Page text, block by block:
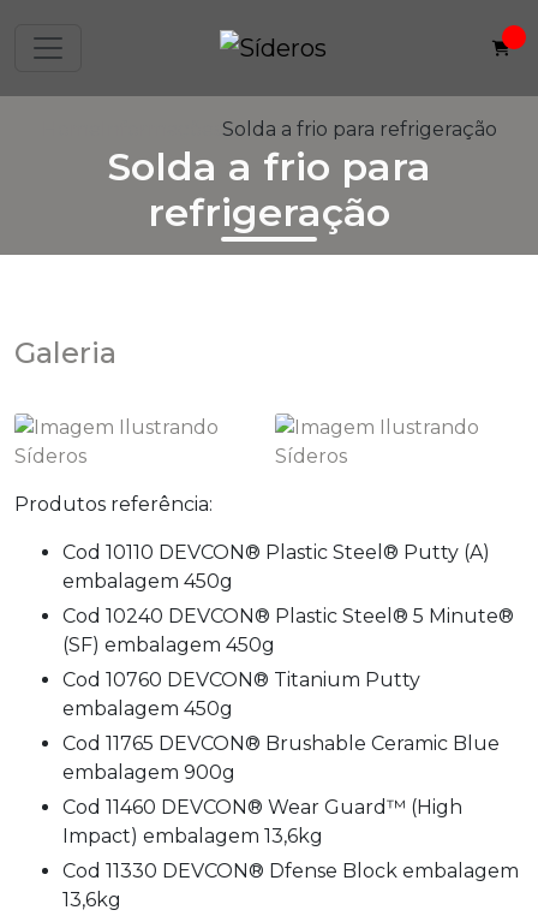
Solda a frio para refrigeração
Solda a frio para
refrigeração
Galeria
Produtos referência:
Cod 10110 DEVCON® Plastic Steel® Putty (A)
embalagem 450g
Cod 10240 DEVCON® Plastic Steel® 5 Minute®
(SF) embalagem 450g
Cod 10760 DEVCON® Titanium Putty
embalagem 450g
Cod 11765 DEVCON® Brushable Ceramic Blue
embalagem 900g
Cod 11460 DEVCON® Wear Guard™ (High
Impact) embalagem 13,6kg
Cod 11330 DEVCON® Dfense Block embalagem
13,6kg